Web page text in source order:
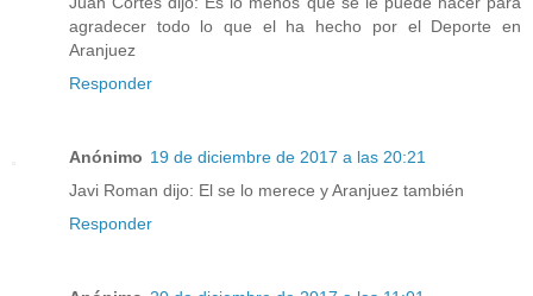
agradecer todo lo que el ha hecho por el Deporte en
Aranjuez
Responder
Anónimo 19 de diciembre de 2017 a las 20:21
Javi Roman dijo: El se lo merece y Aranjuez también
Responder